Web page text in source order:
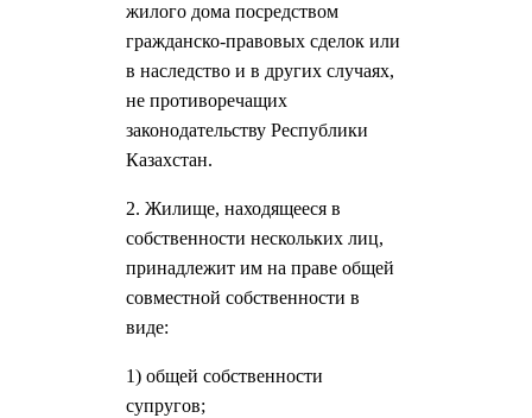
жилого дома посредством
гражданско-правовых сделок или
в наследство и в других случаях,
не противоречащих
законодательству Республики
Казахстан.
2. Жилище, находящееся в
собственности нескольких лиц,
принадлежит им на праве общей
совместной собственности в
виде:
1) общей собственности
супругов;